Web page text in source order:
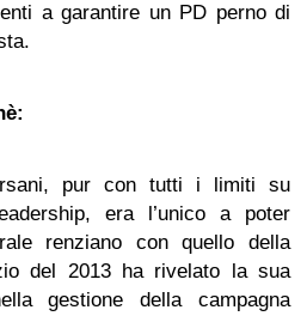
a garantire un PD perno di
pur con tutti i limiti su
era l’unico a poter
renziano con quello della
del 2013 ha rivelato la sua
gestione della campagna